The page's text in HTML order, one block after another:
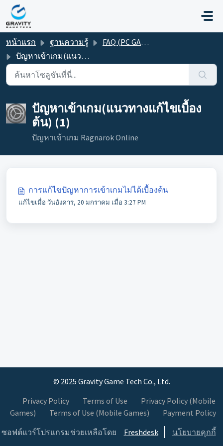
ข้ามไปยังเนื้อหาหลัก
หน้าแรก ฐานความรู้
FAQ (PC GAME)
ปัญหาเข้าเกม(แนวทางแก้ไขเบื้องต้น)
ปัญหาเข้าเกม(แนวทางแก้ไขเบื้อง
ต้น) (1)
ปัญหาเข้าเกม Ragnarok Online
การแก้ไขปัญหาการเข้าเกมไม่ได้เบื้องต้น
แก้ไขเมื่อ วันอังคาร, 20 มกราคม เมื่อ 3:27 PM
© 2025 Gravity Game Tech Co., Ltd.
Privacy Policy
Terms of Use
Privacy Policy (Mobile
Games)
Terms of Use (Mobile Games)
Payment Policy
ซอฟต์แวร์โปรแกรมช่วยเหลือโดย
Freshdesk นโยบายคุกกี้